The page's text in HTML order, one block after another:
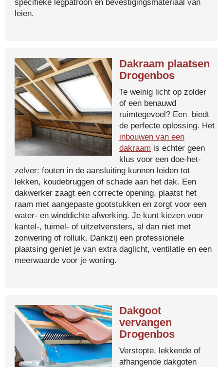
specifieke legpatroon en bevestigingsmateriaal van
leien.
Dakraam plaatsen
Drogenbos
Te weinig licht op zolder
of een benauwd
ruimtegevoel? Een biedt
de perfecte oplossing. Het
inbouwen van een
dakraam is echter geen
klus voor een doe-het-
zelver: fouten in de aansluiting kunnen leiden tot
lekken, koudebruggen of schade aan het dak. Een
dakwerker zaagt een correcte opening, plaatst het
raam met aangepaste gootstukken en zorgt voor een
water- en winddichte afwerking. Je kunt kiezen voor
kantel-, tuimel- of uitzetvensters, al dan niet met
zonwering of rolluik. Dankzij een professionele
plaatsing geniet je van extra daglicht, ventilatie en een
meerwaarde voor je woning.
Dakgoot
vervangen
Drogenbos
Verstopte, lekkende of
afhangende dakgoten